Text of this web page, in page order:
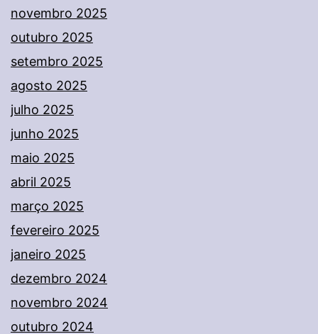
novembro 2025
outubro 2025
setembro 2025
agosto 2025
julho 2025
junho 2025
maio 2025
abril 2025
março 2025
fevereiro 2025
janeiro 2025
dezembro 2024
novembro 2024
outubro 2024